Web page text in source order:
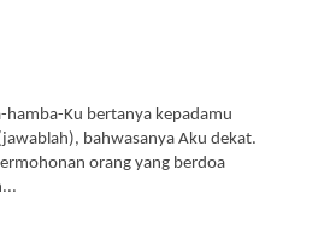
hamba-Ku bertanya kepadamu
bahwasanya Aku dekat.
orang yang berdoa